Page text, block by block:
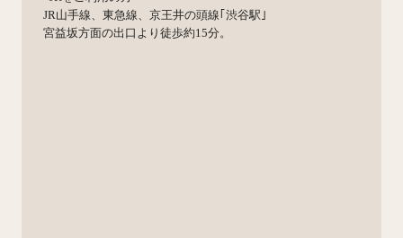
JR山手線、東急線、京王井の頭線｢渋谷駅｣
宮益坂方面の出口より徒歩約15分。